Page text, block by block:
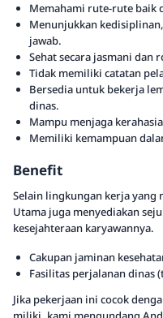
Memahami rute-rute baik
Menunjukkan
jawab.
Sehat secara jasmani dan
Tidak memiliki catatan
Bersedia untuk bekerja
dinas.
Mampu menjaga
Memiliki kemampuan
Benefit
Selain lingkungan kerja yang
Utama juga menyediakan
kesejahteraan karyawannya.
Cakupan jaminan
Fasilitas perjalanan dinas
Jika pekerjaan ini cocok